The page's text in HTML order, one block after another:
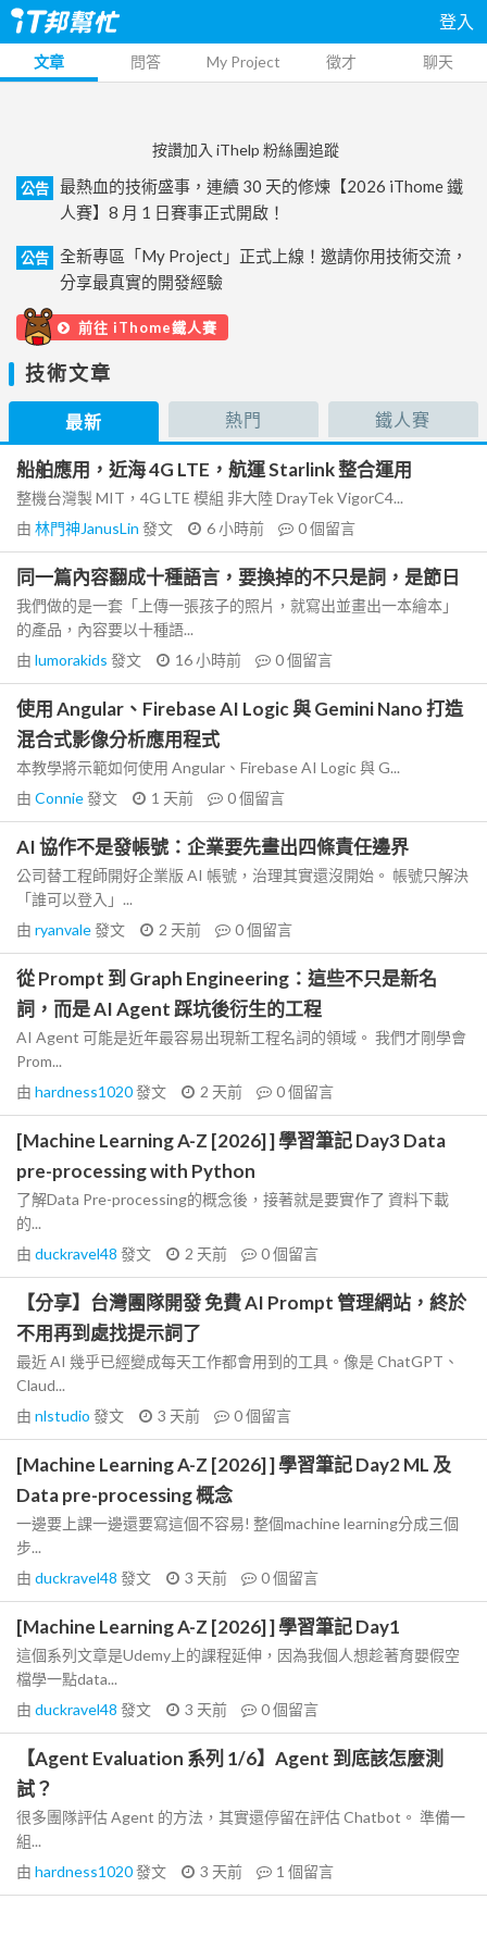
登入
文章 問答 My Project 徵才 聊天
按讚加入 iThelp 粉絲團追蹤
公告
最熱血的技術盛事，連續 30 天的修煉【2026 iThome 鐵
人賽】8 月 1 日賽事正式開啟！
公告
全新專區「My Project」正式上線！邀請你用技術交流，
分享最真實的開發經驗
前往 iThome鐵人賽
技術文章
最新 熱門 鐵人賽
船舶應用，近海 4G LTE，航運 Starlink 整合運用
整機台灣製 MIT，4G LTE 模組 非大陸 DrayTek VigorC4...
由 林門神JanusLin 發文 6 小時前 0個留言
同一篇內容翻成十種語言，要換掉的不只是詞，是節日
我們做的是一套「上傳一張孩子的照片，就寫出並畫出一本繪本」
的產品，內容要以十種語...
由 lumorakids 發文 16 小時前 0個留言
使用 Angular、Firebase AI Logic 與 Gemini Nano 打造
混合式影像分析應用程式
本教學將示範如何使用 Angular、Firebase AI Logic 與 G...
由 Connie發文 1 天前 0個留言
AI 協作不是發帳號：企業要先畫出四條責任邊界
公司替工程師開好企業版 AI 帳號，治理其實還沒開始。 帳號只解決
「誰可以登入」...
由 ryanvale發文 2 天前 0個留言
從 Prompt 到 Graph Engineering：這些不只是新名
詞，而是 AI Agent 踩坑後衍生的工程
AI Agent 可能是近年最容易出現新工程名詞的領域。 我們才剛學會
Prom...
由 hardness1020發文 2 天前 0個留言
[Machine Learning A-Z [2026] ] 學習筆記 Day3 Data
pre-processing with Python
了解Data Pre-processing的概念後，接著就是要實作了 資料下載
的...
由 duckravel48 發文 2 天前 0個留言
【分享】台灣團隊開發 免費 AI Prompt 管理網站，終於
不用再到處找提示詞了
最近 AI 幾乎已經變成每天工作都會用到的工具。像是 ChatGPT、
Claud...
由 nlstudio 發文 3 天前 0個留言
[Machine Learning A-Z [2026] ] 學習筆記 Day2 ML 及
Data pre-processing 概念
一邊要上課一邊還要寫這個不容易! 整個machine learning分成三個
步...
由 duckravel48 發文 3 天前 0個留言
[Machine Learning A-Z [2026] ] 學習筆記 Day1
這個系列文章是Udemy上的課程延伸，因為我個人想趁著育嬰假空
檔學一點data...
由 duckravel48 發文 3 天前 0個留言
【Agent Evaluation 系列 1/6】Agent 到底該怎麼測
試？
很多團隊評估 Agent 的方法，其實還停留在評估 Chatbot。 準備一
組...
由 hardness1020發文 3 天前 1 個留言